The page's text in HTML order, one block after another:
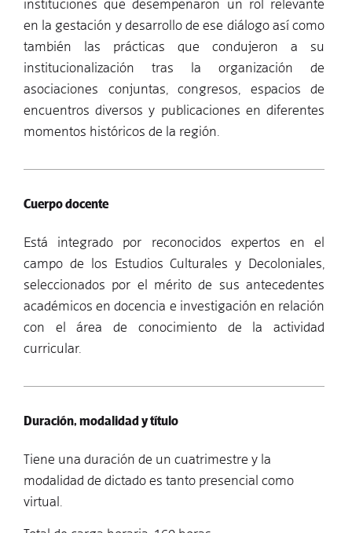
instituciones que desempeñaron un rol relevante
en la gestación y desarrollo de ese diálogo así como
también las prácticas que condujeron a su
institucionalización tras la organización de
asociaciones conjuntas, congresos, espacios de
encuentros diversos y publicaciones en diferentes
momentos históricos de la región.
Cuerpo docente
Está integrado por reconocidos expertos en el
campo de los Estudios Culturales y Decoloniales,
seleccionados por el mérito de sus antecedentes
académicos en docencia e investigación en relación
con el área de conocimiento de la actividad
curricular.
Duración, modalidad y título
Tiene una duración de un cuatrimestre y la
modalidad de dictado es tanto presencial como
virtual.